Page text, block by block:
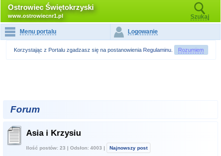
Ostrowiec Świętokrzyski
www.ostrowiecnr1.pl Szukaj
Menu portalu Logowanie
Korzystając z Portalu zgadzasz się na postanowienia Regulaminu Rozumiem
Forum
Asia i Krzysiu
Ilość postów: 23 | Odsłon: 4003 | Najnowszy post